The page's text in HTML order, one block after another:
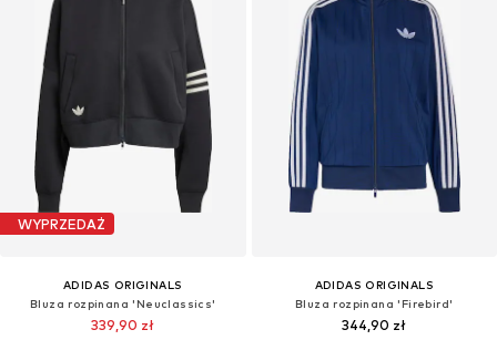
WYPRZEDAŻ
ADIDAS ORIGINALS
Bluza rozpinana 'Neuclassics'
339,90 zł
ADIDAS ORIGINALS
Bluza rozpinana 'Firebird'
344,90 zł